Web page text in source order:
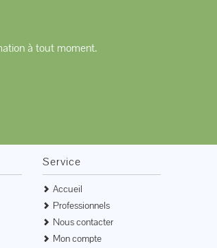
à tout moment.
Service
Accueil
Professionnels
Nous contacter
Mon compte